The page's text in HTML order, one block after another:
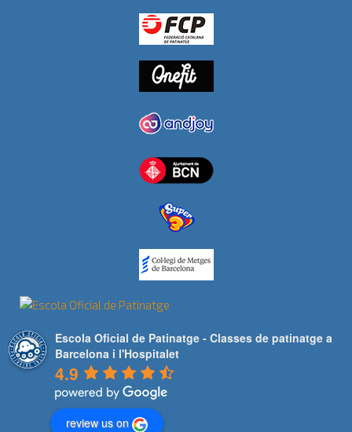
Escola Oficial de Patinatge - Classes de patinatge a
Barcelona i l'Hospitalet
4.9
review us on